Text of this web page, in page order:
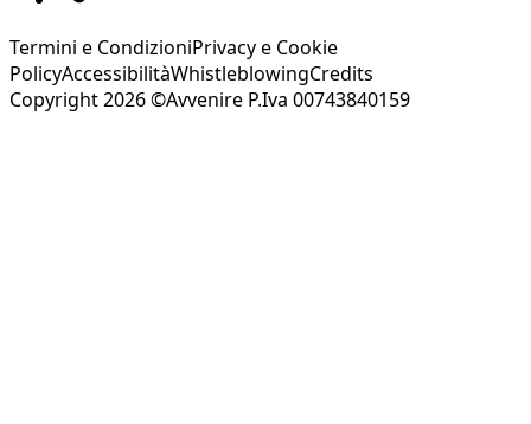
Termini e CondizioniPrivacy e Cookie
PolicyAccessibilitàWhistleblowingCredits
Copyright 2026 ©Avvenire P.Iva 00743840159